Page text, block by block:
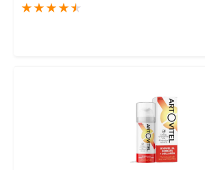
★ ★ ★ ★ ★